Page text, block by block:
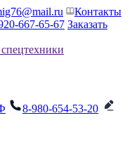
Контакты
667-65-67 Заказать
8-980-654-53-20